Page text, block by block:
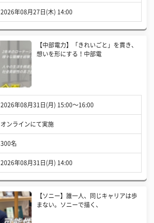
2026年08月27日(木) 14:00
【中部電力】「きれいごと」を貫き、
想いを形にする！中部電
2026年08月31日(月) 15:00〜16:00
オンラインにて実施
300名
2026年08月31日(月) 14:00
【ソニー】誰一人、同じキャリアは歩
まない。ソニーで描く、